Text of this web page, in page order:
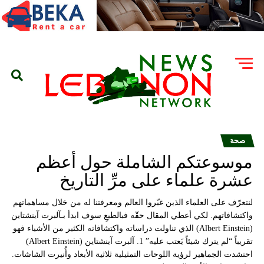
صحة
موسوعتكم الشاملة حول أعظم
عشرة علماء على مرِّ التاريخ
لنتعرّف على العلماء الذين غيّروا العالم ومعرفتنا له من خلال مساهماتهم
واكتشافاتهم. لكي أعطي المقال حقّه فبالطبعِ سوف ابدأ بـآلبرت آينشتاين
(Albert Einstein) الذي تناولت دراساته واكتشافاته الكثير من الأشياء فهو
تقريباً “لم يترك شيئاً يَعتب عليه” 1. آلبرت آينشتاين (Albert Einstein)
احتشدت الجماهير لرؤية اللوحات التمثيلية ثلاثية الأبعاد وأُنيرت الشاشات.